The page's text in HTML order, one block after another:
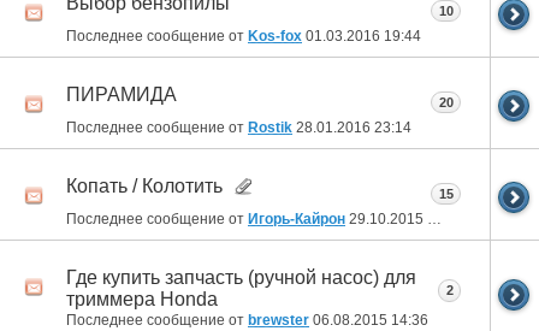
Последнее сообщение от Kos-fox 01.03.2016 19:44
10
ПИРАМИДА
Последнее сообщение от Rostik 28.01.2016 23:14
20
Копать / Колотить
Последнее сообщение от Игорь-Кайрон 29.10.2015 00:06
15
Где купить запчасть (ручной насос) для
триммера Honda
Последнее сообщение от brewster 06.08.2015 14:36
2